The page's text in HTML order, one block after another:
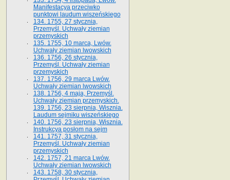
Manifestacya przeciwko
punktowi laudum wiszeńskiego
134. 1755, 27 stycznia,
Przemyśl. Uchwały ziemian
przemyskich
135. 1755, 10 marca, Lwów.
Uchwały ziemian lwowskich
136. 1756, 26 stycznia,
Przemyśl. Uchwały ziemian
przemyskich
137. 1756, 29 marca Lwów.
Uchwały ziemian lwowskich
138. 1756, 4 maja, Przemyśl.
Uchwały ziemian przemyskich.
139. 1756, 23 sierpnia, Wisznia.
Laudum sejmiku wiszeńskiego
140. 1756, 23 sierpnia, Wisznia.
Instrukcya posłom na sejm
141. 1757, 31 stycznia,
Przemyśl. Uchwały ziemian
przemyskich
142. 1757, 21 marca Lwów.
Uchwały ziemian lwowskich
143. 1758, 30 stycznia,